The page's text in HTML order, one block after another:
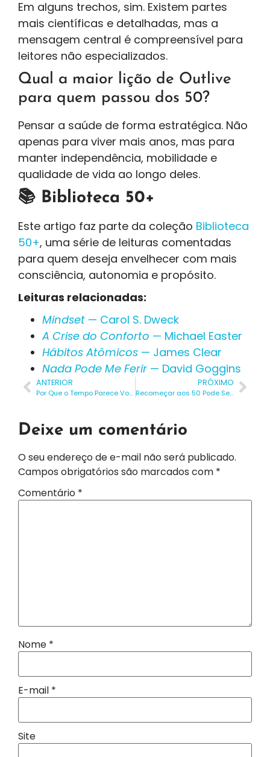
Em alguns trechos, sim. Existem partes
mais científicas e detalhadas, mas a
mensagem central é compreensível para
leitores não especializados.
Qual a maior lição de Outlive
para quem passou dos 50?
Pensar a saúde de forma estratégica. Não
apenas para viver mais anos, mas para
manter independência, mobilidade e
qualidade de vida ao longo deles.
📚 Biblioteca 50+
Este artigo faz parte da coleção Biblioteca
50+, uma série de leituras comentadas
para quem deseja envelhecer com mais
consciência, autonomia e propósito.
Leituras relacionadas:
Mindset — Carol S. Dweck
A Crise do Conforto — Michael Easter
Hábitos Atômicos — James Clear
Nada Pode Me Ferir — David Goggins
ANTERIOR
Por Que o Tempo Parece Voar Depois dos 50?
PRÓXIMO
Recomeçar aos 50 Pode Ser Mais Inteligente Que aos 20
Deixe um comentário
O seu endereço de e-mail não será publicado.
Campos obrigatórios são marcados com *
Comentário *
Nome *
E-mail *
Site